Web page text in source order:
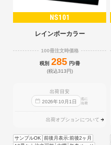
NS101
レインボーカラー
100冊注文時価格
税別 285 円/冊
(税込313円)
出荷目安
2026年10 月1 日
迄に
出荷
出荷オプションについて
サンプルOK 前後月表示:前後2ヶ月